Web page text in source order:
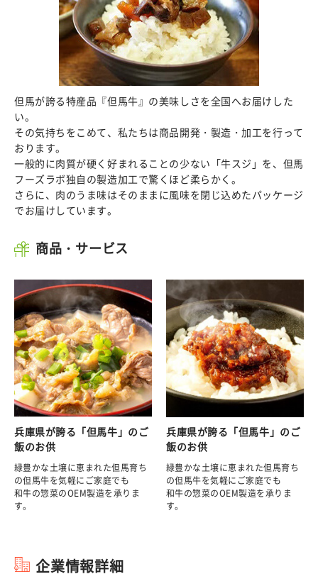
但馬が誇る特産品『但馬牛』の美味しさを全国へお届けした
い。
その気持ちをこめて、私たちは商品開発・製造・加工を行って
おります。
一般的に肉質が硬く好まれることの少ない「牛スジ」を、但馬
フーズラボ独自の製造加工で驚くほど柔らかく。
さらに、肉のうま味はそのままに風味を閉じ込めたパッケージ
でお届けしています。
商品・サービス
兵庫県が誇る「但馬牛」のご
飯のお供
緑豊かな土壌に恵まれた但馬育ち
の但馬牛を気軽にご家庭でも
和牛の惣菜のOEM製造を承りま
す。
兵庫県が誇る「但馬牛」のご
飯のお供
緑豊かな土壌に恵まれた但馬育ち
の但馬牛を気軽にご家庭でも
和牛の惣菜のOEM製造を承りま
す。
企業情報詳細